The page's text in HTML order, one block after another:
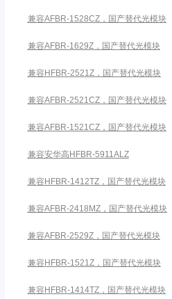
兼容AFBR-1528CZ，国产替代光模块
兼容AFBR-1629Z，国产替代光模块
兼容HFBR-2521Z，国产替代光模块
兼容AFBR-2521CZ，国产替代光模块
兼容AFBR-1521CZ，国产替代光模块
兼容安华高HFBR-5911ALZ
兼容HFBR-1412TZ，国产替代光模块
兼容AFBR-2418MZ，国产替代光模块
兼容AFBR-2529Z，国产替代光模块
兼容HFBR-1521Z，国产替代光模块
兼容HFBR-1414TZ，国产替代光模块